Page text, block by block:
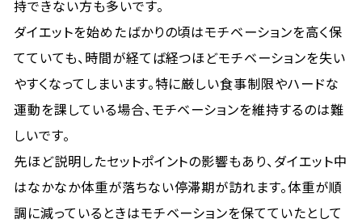
持できない方も多いです。
ダイエットを始めたばかりの頃はモチベーションを高く保
てていても、時間が経てば経つほどモチベーションを失い
やすくなってしまいます。特に厳しい食事制限やハードな
運動を課している場合、モチベーションを維持するのは難
しいです。
先ほど説明したセットポイントの影響もあり、ダイエット中
はなかなか体重が落ちない停滞期が訪れます。体重が順
調に減っているときはモチベーションを保てていたとして